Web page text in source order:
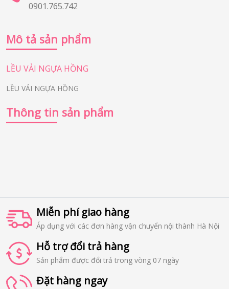
0901.765.742
Mô tả sản phẩm
LỀU VẢI NGỰA HỒNG
LỀU VẢI NGỰA HỒNG
Thông tin sản phẩm
Miễn phí giao hàng
Áp dụng với các đơn hàng vận chuyển nội thành Hà Nội
Hỗ trợ đổi trả hàng
Sản phẩm được đổi trả trong vòng 07 ngày
Đặt hàng ngay